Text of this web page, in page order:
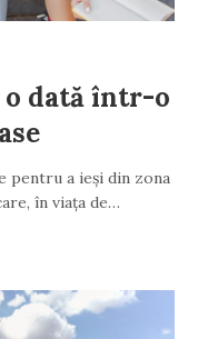
o dată într-o
pentru a ieși din zona
în viața de…